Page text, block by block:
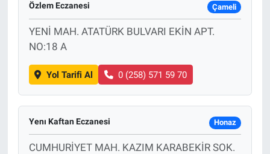
Özlem Eczanesi Çameli
YENİ MAH. ATATÜRK BULVARI EKİN APT.
NO:18 A
Yol Tarifi Al 0 (258) 571 59 70
Yenı Kaftan Eczanesi Honaz
CUMHURİYET MAH. KAZIM KARABEKİR SOK.